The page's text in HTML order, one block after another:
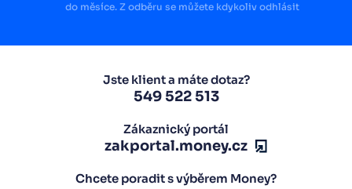
do měsíce. Z odběru se můžete kdykoliv odhlásit
Jste klient a máte dotaz?
549 522 513
Zákaznický portál
zakportal.money.cz
Chcete poradit s výběrem Money?